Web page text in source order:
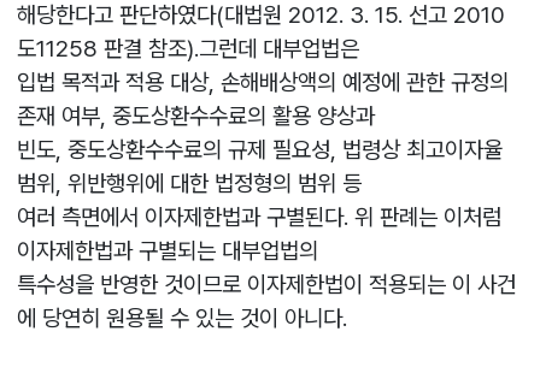
해당한다고 판단하였다(대법원 2012. 3. 15. 선고 2010
도11258 판결 참조).그런데 대부업법은
입법 목적과 적용 대상, 손해배상액의 예정에 관한 규정의
존재 여부, 중도상환수수료의 활용 양상과
빈도, 중도상환수수료의 규제 필요성, 법령상 최고이자율
범위, 위반행위에 대한 법정형의 범위 등
여러 측면에서 이자제한법과 구별된다. 위 판례는 이처럼
이자제한법과 구별되는 대부업법의
특수성을 반영한 것이므로 이자제한법이 적용되는 이 사건
에 당연히 원용될 수 있는 것이 아니다.